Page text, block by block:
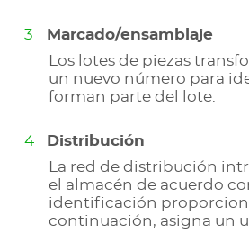
Marcado/ensamblaje
Los lotes de piezas
un nuevo número para
forman parte del lote.
Distribución
La red de distribución
el almacén de acuerdo
identificación
continuación, asigna un